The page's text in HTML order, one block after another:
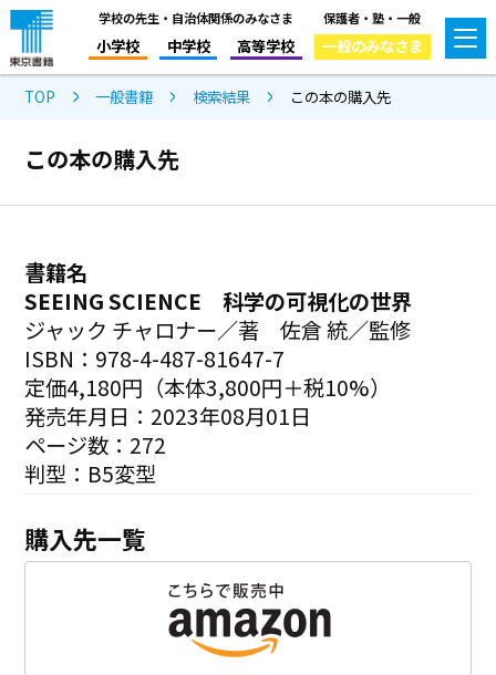
学校の先生・自治体関係のみなさま
小学校 中学校 高等学校
保護者・塾・一般
一般のみなさま
TOP 一般書籍 検索結果 この本の購入先
この本の購入先
書籍名
SEEING SCIENCE 科学の可視化の世界
ジャック チャロナー／著 佐倉 統／監修
ISBN：978-4-487-81647-7
定価4,180円（本体3,800円＋税10%）
発売年月日：2023年08月01日
ページ数：272
判型：B5変型
購入先一覧